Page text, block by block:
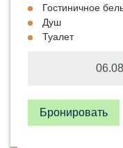
Гостиничное
Душ
Туалет
Бронировать